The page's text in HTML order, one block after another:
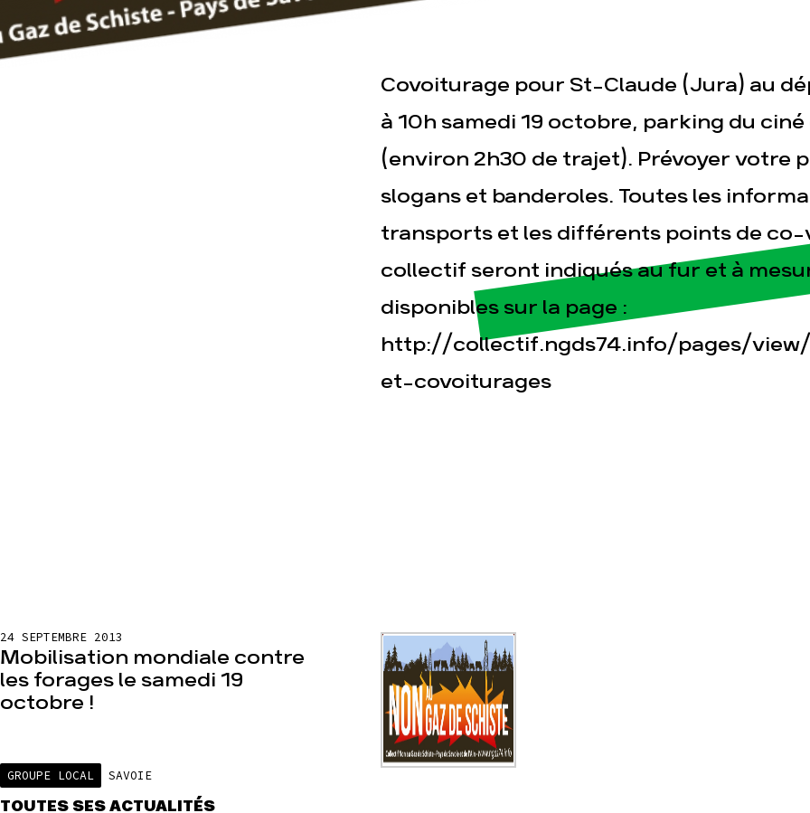
Espace presse Publications
Covoiturage pour St-Claude (Jura) au
à 10h samedi 19 octobre, parking du
(environ 2h30 de trajet). Prévoyer votre
slogans et banderoles. Toutes les
transports et les différents points de
collectif seront indiqués au fur et à
disponibles sur la page :
http://collectif.ngds74.info/pages/
et-covoiturages
24 SEPTEMBRE 2013
Mobilisation mondiale contre
les forages le samedi 19
octobre !
GROUPE LOCAL SAVOIE
TOUTES SES ACTUALITÉS